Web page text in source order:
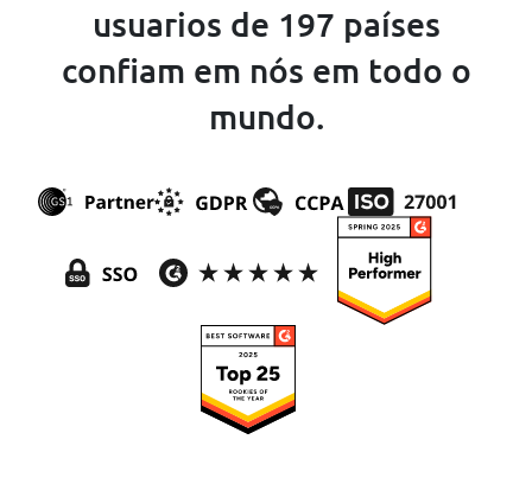
usuarios de 197 países
confiam em nós em todo o
mundo.